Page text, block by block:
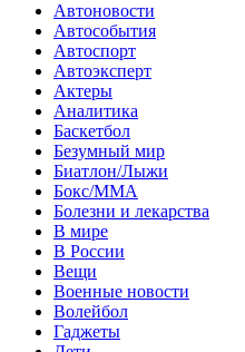
Автоновости
Автособытия
Автоспорт
Автоэксперт
Актеры
Аналитика
Баскетбол
Безумный мир
Биатлон/Лыжи
Бокс/MMA
Болезни и лекарства
В мире
В России
Вещи
Военные новости
Волейбол
Гаджеты